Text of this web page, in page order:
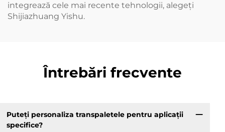
integrează cele mai recente tehnologii, alegeți
Shijiazhuang Yishu.
Întrebări frecvente
Puteți personaliza transpaletele pentru aplicații
specifice?